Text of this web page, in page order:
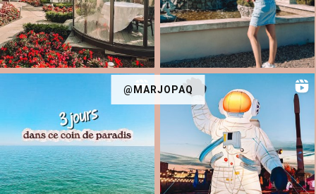
@MARJOPAQ